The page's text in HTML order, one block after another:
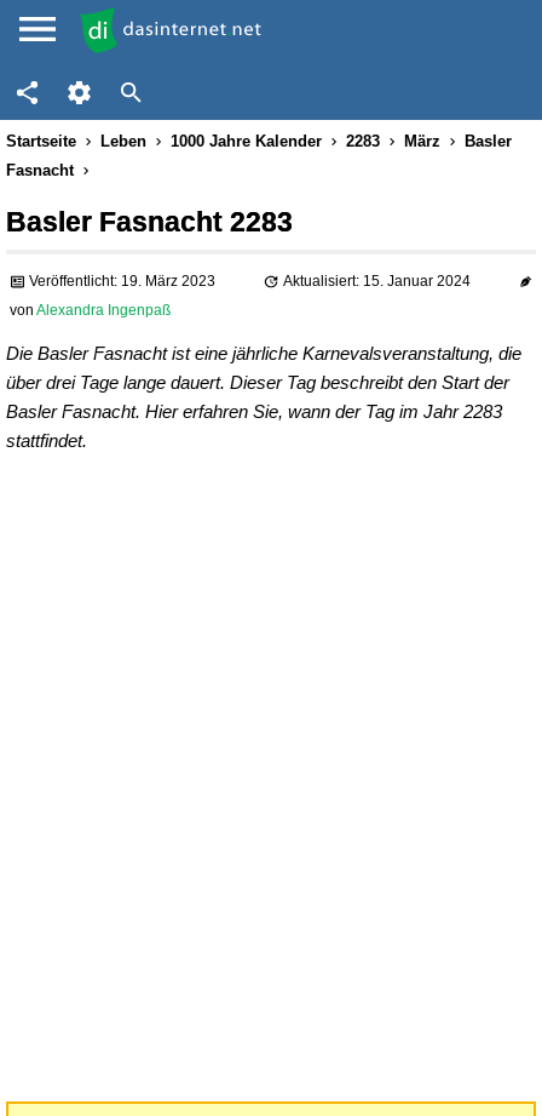
Startseite Leben 1000 Jahre Kalender 2283 März
Basler
Fasnacht
Basler Fasnacht 2283
Veröffentlicht: 19. März 2023
Aktualisiert: 15. Januar 2024
von Alexandra Ingenpaß
Die Basler Fasnacht ist eine jährliche Karnevalsveranstaltung, die
über drei Tage lange dauert. Dieser Tag beschreibt den Start der
Basler Fasnacht. Hier erfahren Sie, wann der Tag im Jahr 2283
stattfindet.